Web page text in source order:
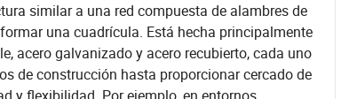
similar a una red compuesta de alambres de
una cuadrícula. Está hecha principalmente
acero galvanizado y acero recubierto, cada uno
de construcción hasta proporcionar cercado de